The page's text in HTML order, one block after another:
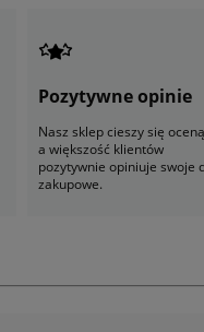
Pozytywne opinie
Nasz sklep cieszy się
a większość klientów
pozytywnie opiniuje swoje
zakupowe.